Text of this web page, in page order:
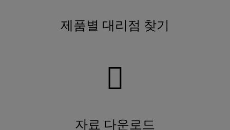
제품별 대리점 찾기
자료 다운로드